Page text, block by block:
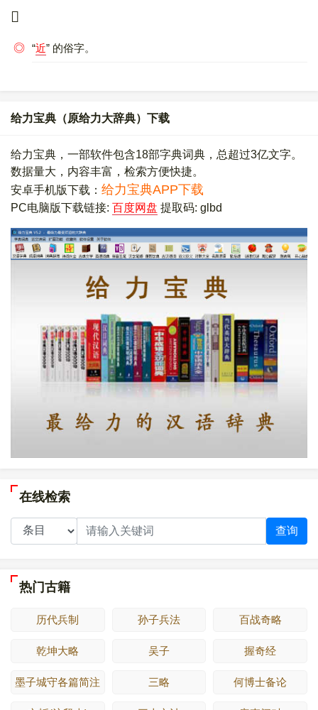
𠦋
◎ “近” 的俗字。
给力宝典（原给力大辞典）下载
给力宝典，一部软件包含18部字典词典，总超过3亿文字。
数据量大，内容丰富，检索方便快捷。
安卓手机版下载： 给力宝典APP下载
PC电脑版下载链接: 百度网盘 提取码: glbd
在线检索
查询
热门古籍
历代兵制 孙子兵法 百战奇略
乾坤大略 吴子 握奇经
墨子城守各篇简注 三略 何博士备论